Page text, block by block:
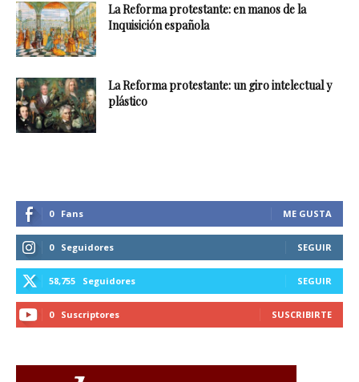
La Reforma protestante: en manos de la
Inquisición española
La Reforma protestante: un giro intelectual y
plástico
0 Fans ME GUSTA
0 Seguidores SEGUIR
58,755 Seguidores SEGUIR
0 Suscriptores SUSCRIBIRTE